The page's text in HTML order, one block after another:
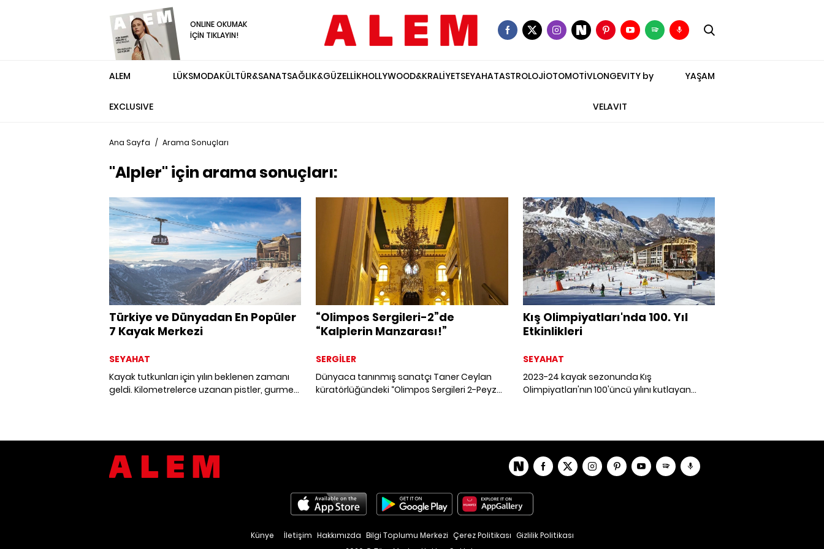
ONLINE OKUMAK
İÇİN TIKLAYIN!
ALEM
EXCLUSIVE
LÜKSMODAKÜLTÜR&SANATSAĞLIK&GÜZELLİKHOLLYWOOD&KRALİYETSEYAHATASTROLOJİOTOMOTİVLONGEVITY by
VELAVIT
YAŞAM
Ana Sayfa / Arama Sonuçları
"Alpler" için arama sonuçları:
Türkiye ve Dünyadan En Popüler
7 Kayak Merkezi
SEYAHAT
Kayak tutkunları için yılın beklenen zamanı
geldi. Kilometrelerce uzanan pistler, gurme
merkezleriyle sizi yeni bir tatil hayaliyle baş
başa bırakıyoruz.
“Olimpos Sergileri-2”de
“Kalplerin Manzarası!”
SERGİLER
Dünyaca tanınmış sanatçı Taner Ceylan
küratörlüğündeki “Olimpos Sergileri 2-Peyzaj”
Kış Olimpiyatları'nda 100. Yıl
Etkinlikleri
SEYAHAT
2023-24 kayak sezonunda Kış
Olimpiyatları'nın 100'üncü yılını kutlayan
Künye İletişim Hakkımızda Bilgi Toplumu Merkezi Çerez Politikası Gizlilik Politikası